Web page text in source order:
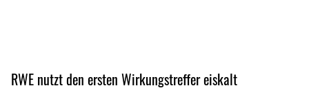
RWE nutzt den ersten Wirkungstreffer eiskalt